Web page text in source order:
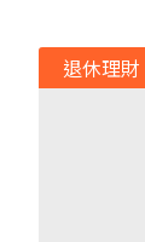
退休理財